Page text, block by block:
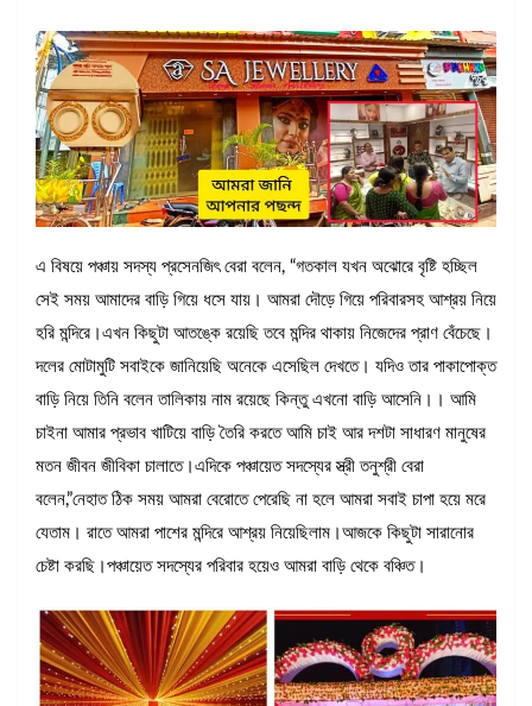
এ বিষয়ে পঞ্চায় সদস্য প্রসেনজিৎ বেরা বলেন, “গতকাল যখন অঝোরে বৃষ্টি হচ্ছিল
সেই সময় আমাদের বাড়ি গিয়ে ধসে যায়। আমরা দৌড়ে গিয়ে পরিবারসহ আশ্রয় নিয়ে
হরি মন্দিরে।এখন কিছুটা আতঙ্কে রয়েছি তবে মন্দির থাকায় নিজেদের প্রাণ বেঁচেছে।
দলের মোটামুটি সবাইকে জানিয়েছি অনেকে এসেছিল দেখতে। যদিও তার পাকাপোক্ত
বাড়ি নিয়ে তিনি বলেন তালিকায় নাম রয়েছে কিন্তু এখনো বাড়ি আসেনি।। আমি
চাইনা আমার প্রভাব খাটিয়ে বাড়ি তৈরি করতে আমি চাই আর দশটা সাধারণ মানুষের
মতন জীবন জীবিকা চালাতে।এদিকে পঞ্চায়েত সদস্যের স্ত্রী তনুশ্রী বেরা
বলেন,”নেহাত ঠিক সময় আমরা বেরোতে পেরেছি না হলে আমরা সবাই চাপা হয়ে মরে
যেতাম। রাতে আমরা পাশের মন্দিরে আশ্রয় নিয়েছিলাম।আজকে কিছুটা সারানোর
চেষ্টা করছি।পঞ্চায়েত সদস্যের পরিবার হয়েও আমরা বাড়ি থেকে বঞ্চিত।